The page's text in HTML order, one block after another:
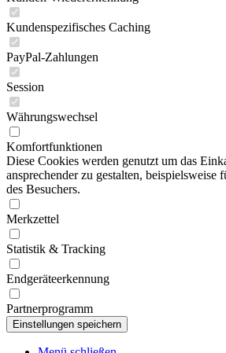
Kundenspezifisches Caching
PayPal-Zahlungen
Session
Währungswechsel
Komfortfunktionen
Diese Cookies werden genutzt um das
ansprechender zu gestalten, beispielsweise
des Besuchers.
Merkzettel
Statistik & Tracking
Endgeräteerkennung
Partnerprogramm